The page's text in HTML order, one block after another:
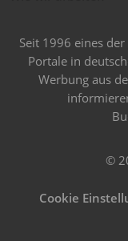
Seit 1996 eines
Portale in
Werbung aus
©
Cookie